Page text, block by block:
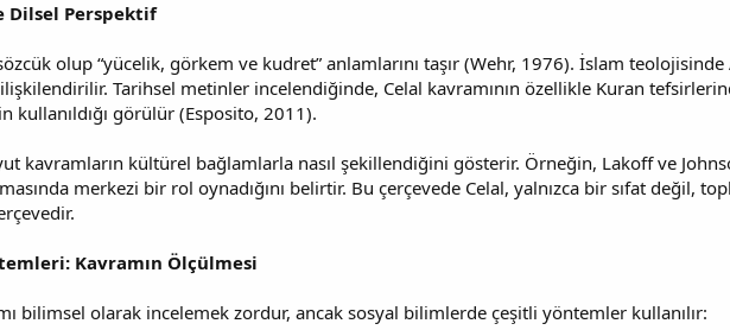
Dilsel Perspektif
olup “yücelik, görkem ve kudret” anlamlarını taşır (Wehr, 1976). İslam teolojisinde
Tarihsel metinler incelendiğinde, Celal kavramının özellikle Kuran
görülür (Esposito, 2011).
kavramların kültürel bağlamlarla nasıl şekillendiğini gösterir. Örneğin, Lakoff ve
merkezi bir rol oynadığını belirtir. Bu çerçevede Celal, yalnızca bir sıfat değil,
Kavramın Ölçülmesi
bilimsel olarak incelemek zordur, ancak sosyal bilimlerde çeşitli yöntemler kullanılır: